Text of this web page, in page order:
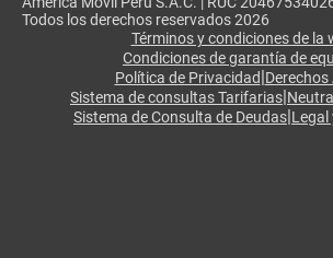
Todos los derechos reservados 2026
Términos y condiciones de la
Condiciones de garantía de
Política de Privacidad|Derechos
Sistema de consultas Tarifarias|
Sistema de Consulta de Deudas|Legal